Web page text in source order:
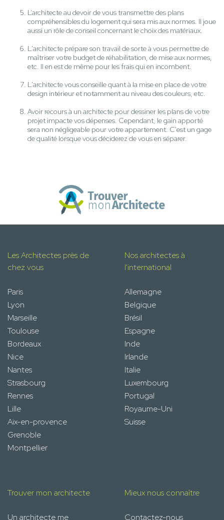
L’architecte au devoir de vous transmettre des plans
compréhensibles du logement qui sera mis aux normes. Il joue
aussi un rôle de conseil concernant le choix des matériaux.
L'architecte prépare son travail de sorte à vous permettre de
maîtriser votre budget de réhabilitation, de mise aux normes,
etc. Il en est de même pour les frais qui en incombent.
L'architecte vous conseille quant à la mise en place de votre
design intérieur et notamment au niveau des couleurs, etc.
Avoir recours à un architecte pour dessiner les plans de votre
projet impacte vos dépenses. Cependant, le gain apporté
sera non négligeable pour votre appartement. C'est un gage
de qualité lorsque vous déciderez de vous en séparer.
Les Architectes près de
chez vous
Paris
Lyon
Marseille
Toulouse
Bordeaux
Nice
Nantes
Strasbourg
Rennes
Lille
Aix-en-provence
Grenoble
Montpellier
Nos architectes à
l'international
Allemagne
Belgique
Brésil
Espagne
Inde
Irlande
Italie
Luxembourg
Portugal
Royaume-Uni
Suisse
Trouver mon architecte
Un architecte me
Mieux nous connaître
Contactez-nous